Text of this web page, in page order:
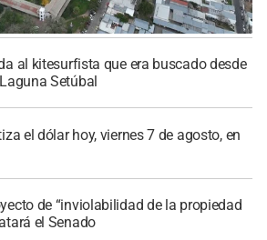
al kitesurfista que era buscado desde
Setúbal
el dólar hoy, viernes 7 de agosto, en
de “inviolabilidad de la propiedad
el Senado